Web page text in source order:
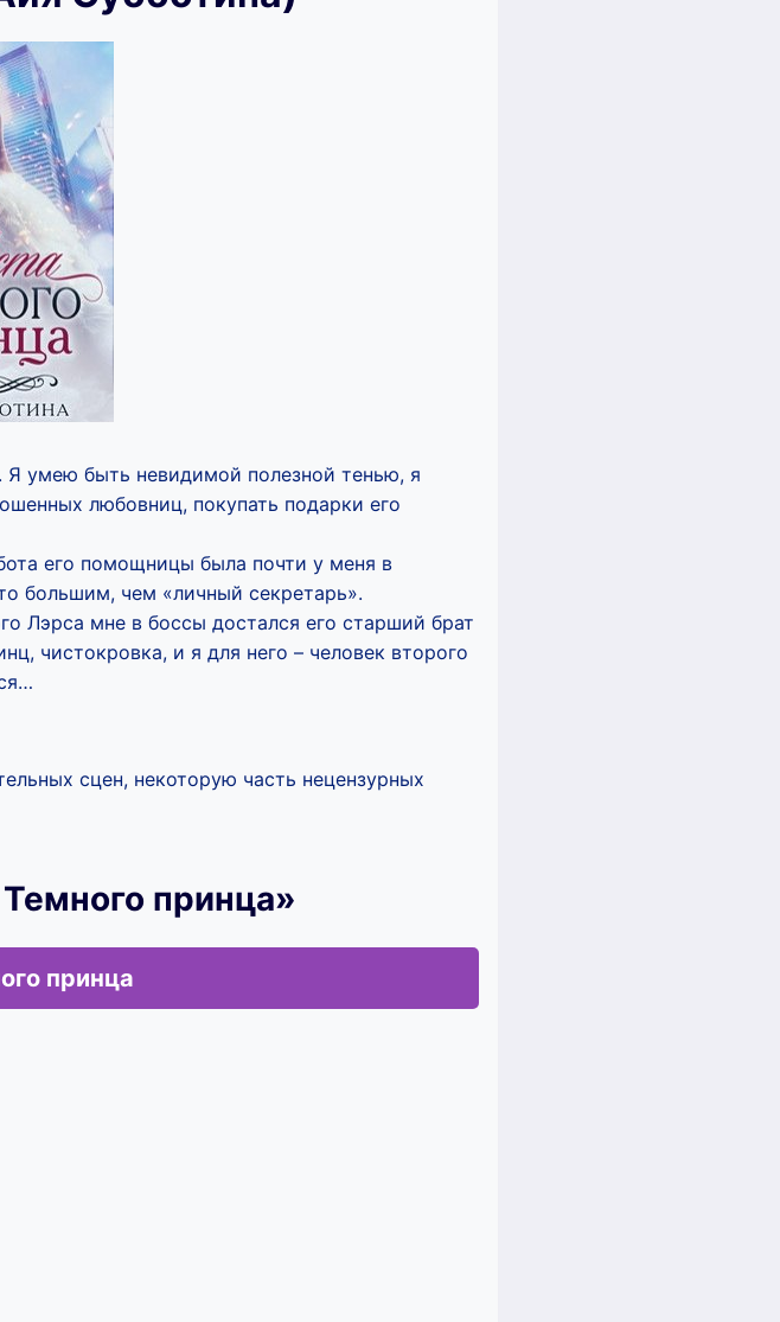
умею быть невидимой полезной тенью, я
любовниц, покупать подарки его
его помощницы была почти у меня в
большим, чем «личный секретарь».
Лэрса мне в боссы достался его старший брат
чистокровка, и я для него – человек второго
сцен, некоторую часть нецензурных
принца»
принца